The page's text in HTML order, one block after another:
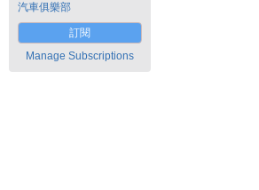
汽車俱樂部
訂閱
Manage Subscriptions